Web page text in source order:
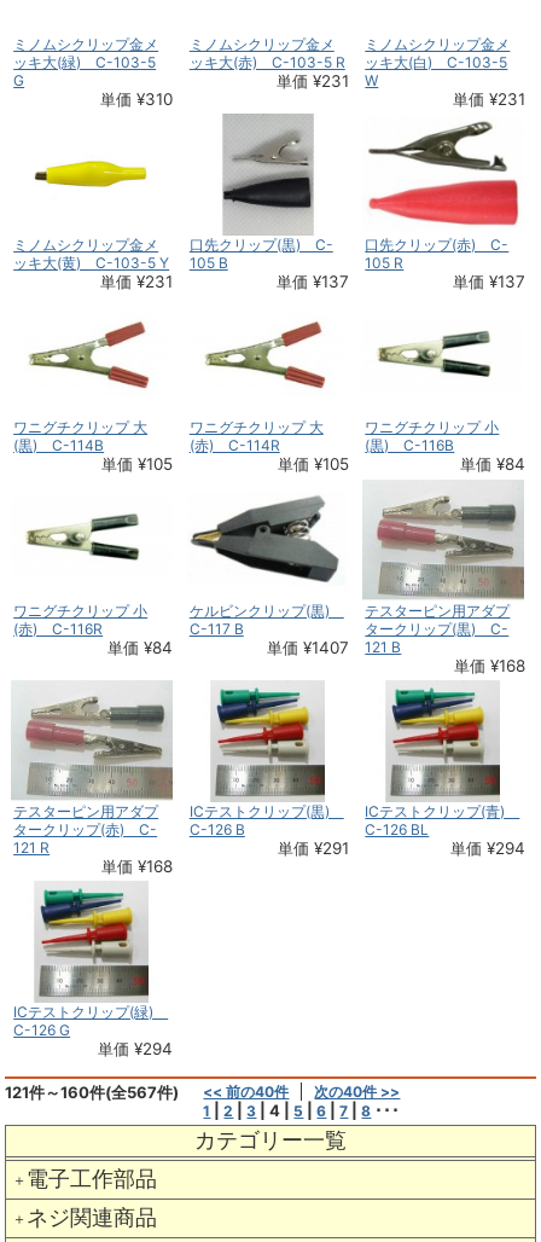
カテゴリー一覧
＋ 電子工作部品
＋ ネジ関連商品
ミノムシクリップ金メ
ッキ大(緑) C-103-5
G
単価 ¥310
ミノムシクリップ金メ
ッキ大(赤) C-103-5 R
単価 ¥231
ミノムシクリップ金メ
ッキ大(白) C-103-5
W
単価 ¥231
ミノムシクリップ金メ
ッキ大(黄) C-103-5 Y
単価 ¥231
口先クリップ(黒) C-
105 B
単価 ¥137
口先クリップ(赤) C-
105 R
単価 ¥137
ワニグチクリップ 大
(黒) C-114B
単価 ¥105
ワニグチクリップ 大
(赤) C-114R
単価 ¥105
ワニグチクリップ 小
(黒) C-116B
単価 ¥84
ワニグチクリップ 小
(赤) C-116R
単価 ¥84
ケルビンクリップ(黒)
C-117 B
単価 ¥1407
テスターピン用アダプ
タークリップ(黒) C-
121 B
単価 ¥168
テスターピン用アダプ
タークリップ(赤) C-
121 R
単価 ¥168
ICテストクリップ(黒)
C-126 B
単価 ¥291
ICテストクリップ(青)
C-126 BL
単価 ¥294
ICテストクリップ(緑)
C-126 G
単価 ¥294
121件～160件(全567件) << 前の40件
次の40件 >>
1
|2 |3 |4 5 |6 |7 |8 ･･･